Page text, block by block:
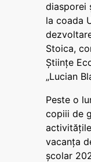
diasporei
la coada
Stoica,
Științe
„Lucian
Peste o
copiii de
vacanța
școlar